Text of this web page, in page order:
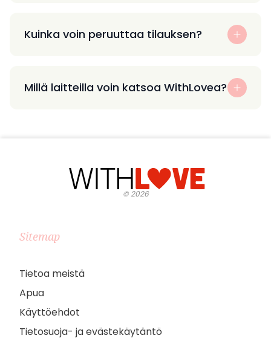
Kuinka voin peruuttaa tilauksen?
Millä laitteilla voin katsoa WithLovea?
©2026
Sitemap
Tietoa meistä
Apua
Käyttöehdot
Tietosuoja- ja evästekäytäntö